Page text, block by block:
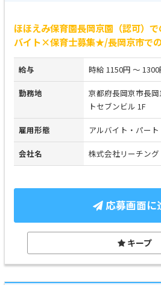
ほほえみ保育園長岡京園（認可）
バイト×保育士募集★/長岡京市で
給与 時給 1150円 ～ 1300
勤務地
京都府長岡京市長
トセブンビル 1F
雇用形態 アルバイト・パート
会社名 株式会社リーチング
応募画面に
キープ